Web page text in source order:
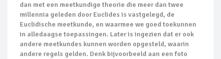
dan met een meetkundige theorie die meer dan twee
millennia geleden door Euclides is vastgelegd, de
Euclidische meetkunde, en waarmee we goed toekunnen
in alledaagse toepassingen. Later is ingezien dat er ook
andere meetkundes kunnen worden opgesteld, waarin
andere regels gelden. Denk bijvoorbeeld aan een foto